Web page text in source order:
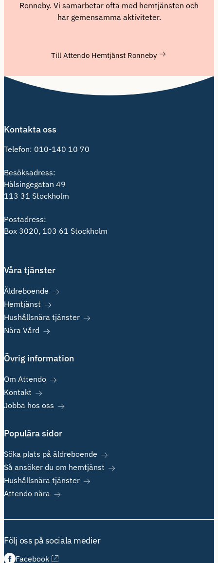
Ronneby. Vi samarbetar ofta med hemtjänsten och
har gemensamma aktiviteter.
Till Attendo Hemtjänst Ronneby
Kontakta oss
Telefon: 010-140 10 70
Besöksadress:
Hälsingegatan 49
113 31 Stockholm
Postadress:
Box 3020, 103 61 Stockholm
Våra tjänster
Äldreboende
Hemtjänst
Hushållsnära tjänster
Nära Vård
Övrig information
Om Attendo
Kontakt
Jobba hos oss
Populära sidor
Söka plats på äldreboende
Så ansöker du om hemtjänst
Hushållsnära tjänster
Attendo nära
Följ oss på sociala medier
Facebook